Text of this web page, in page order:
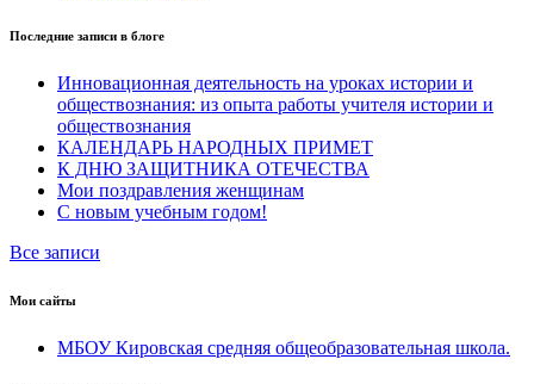
Последние записи в блоге
Инновационная деятельность на уроках истории и
обществознания: из опыта работы учителя истории и
обществознания
КАЛЕНДАРЬ НАРОДНЫХ ПРИМЕТ
К ДНЮ ЗАЩИТНИКА ОТЕЧЕСТВА
Мои поздравления женщинам
С новым учебным годом!
Все записи
Мои сайты
МБОУ Кировская средняя общеобразовательная школа.